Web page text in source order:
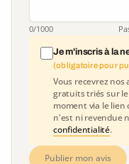
0/1000
Je m'inscris à la
(obligatoire pour
Vous recevrez
gratuits triés sur
moment via le
n'est ni revendue
confidentialité.
Publier mon avis